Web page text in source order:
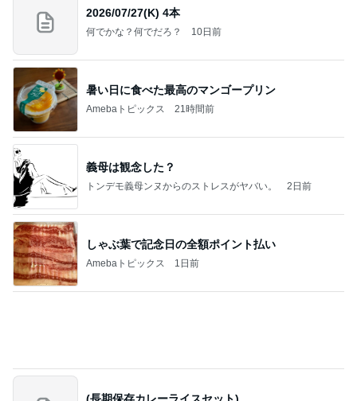
2026/07/27(K) 4本
何でかな？何でだろ？ 10日前
暑い日に食べた最高のマンゴープリン
Amebaトピックス 21時間前
義母は観念した？
トンデモ義母ンヌからのストレスがヤバい。 2日前
しゃぶ葉で記念日の全額ポイント払い
Amebaトピックス 1日前
(長期保存カレーライスセット)